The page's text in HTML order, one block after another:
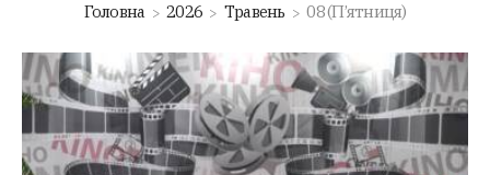
Головна 2026 Травень 08 (П’ятниця)